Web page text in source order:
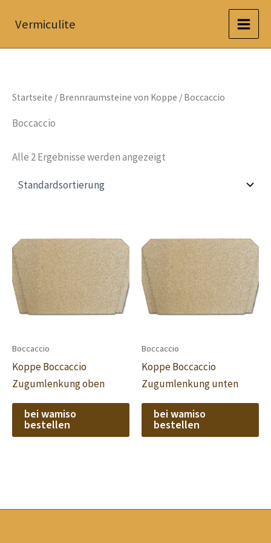
InhaltVermiculite
Startseite / Brennraumsteine von Koppe / Boccaccio
Boccaccio
Alle 2 Ergebnisse werden angezeigt
Boccaccio
Koppe Boccaccio
Zugumlenkung oben
bei wamiso
bestellen
Boccaccio
Koppe Boccaccio
Zugumlenkung unten
bei wamiso
bestellen